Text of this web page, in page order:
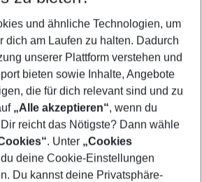
Kinder
Filter anzeigen
und ähnliche Technologien, um
dich am Laufen zu halten. Dadurch
unserer Plattform verstehen und
bieten sowie Inhalte, Angebote
die für dich relevant sind und zu
„Alle akzeptieren“, wenn du
reicht das Nötigste? Dann wähle
. Unter „Cookies
deine Cookie-Einstellungen
Du kannst deine Privatsphäre-